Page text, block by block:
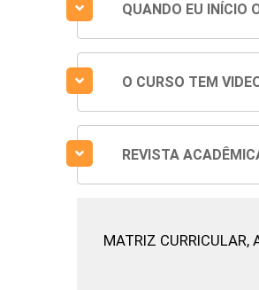
QUANDO EU INÍCIO
O CURSO TEM
REVISTA
MATRIZ CURRICULAR,